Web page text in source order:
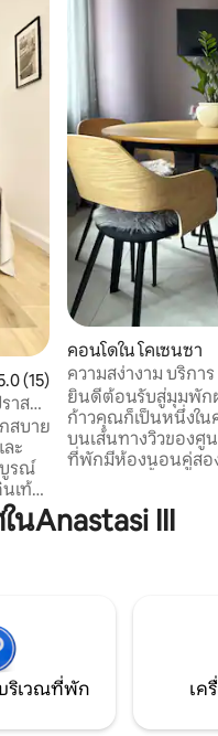
นนเฉลี่ย 5.0 จาก 5, 15 รีวิว
(15)
สาท
สบาย
ะ
บูรณ์
เท้า
วก
ารณ์
ร
คอนโดใน โคเซนซา
ความสง่างาม บริกา
ในใจกลางเมืองโคเซ
ยินดีต้อนรับสู่มุมพักผ่
ก้าวคุณก็เป็นหนึ่งใน
บนเส้นทางวิวของศู
ที่พักมีห้องนอนคู่สอ
มากขึ้น สำหรับเพื่อน
Anastasi III
ริเวณที่พัก เค